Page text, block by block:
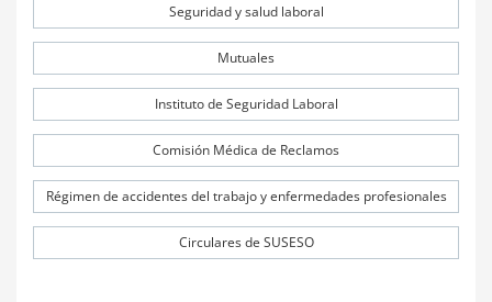
Seguridad y salud laboral
Mutuales
Instituto de Seguridad Laboral
Comisión Médica de Reclamos
Régimen de accidentes del trabajo y enfermedades profesionales
Circulares de SUSESO